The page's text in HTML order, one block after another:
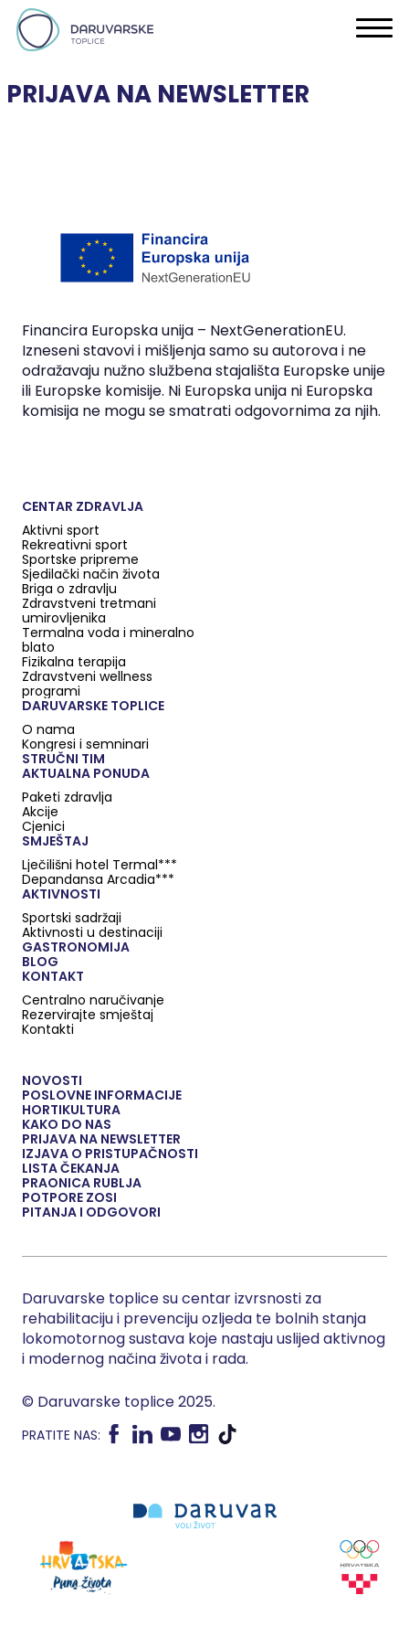
PRIJAVA NA NEWSLETTER
Financira Europska unija – NextGenerationEU.
Izneseni stavovi i mišljenja samo su autorova i ne
odražavaju nužno službena stajališta Europske unije
ili Europske komisije. Ni Europska unija ni Europska
komisija ne mogu se smatrati odgovornima za njih.
CENTAR ZDRAVLJA
Aktivni sport
Rekreativni sport
Sportske pripreme
Sjedilački način života
Briga o zdravlju
Zdravstveni tretmani
umirovljenika
Termalna voda i mineralno
blato
Fizikalna terapija
Zdravstveni wellness
programi
DARUVARSKE TOPLICE
O nama
Kongresi i semninari
STRUČNI TIM
AKTUALNA PONUDA
Paketi zdravlja
Akcije
Cjenici
SMJEŠTAJ
Lječilišni hotel Termal***
Depandansa Arcadia***
AKTIVNOSTI
Sportski sadržaji
Aktivnosti u destinaciji
GASTRONOMIJA
BLOG
KONTAKT
Centralno naručivanje
Rezervirajte smještaj
Kontakti
NOVOSTI
POSLOVNE INFORMACIJE
HORTIKULTURA
KAKO DO NAS
PRIJAVA NA NEWSLETTER
IZJAVA O PRISTUPAČNOSTI
LISTA ČEKANJA
PRAONICA RUBLJA
POTPORE ZOSI
PITANJA I ODGOVORI
Daruvarske toplice su centar izvrsnosti za
rehabilitaciju i prevenciju ozljeda te bolnih stanja
lokomotornog sustava koje nastaju uslijed aktivnog
i modernog načina života i rada.
© Daruvarske toplice 2025.
PRATITE NAS: